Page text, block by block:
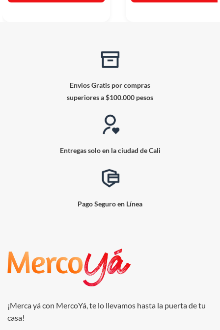
Envios Gratis por compras
superiores a $100.000 pesos
Entregas solo en la ciudad de Cali
Pago Seguro en Línea
¡Merca yá con MercoYá, te lo llevamos hasta la puerta de tu
casa!